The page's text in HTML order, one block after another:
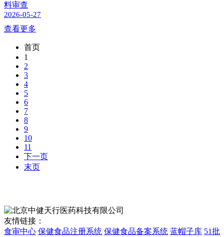
料审查
2026-05-27
查看更多
首页
1
2
3
4
5
6
7
8
9
10
11
下一页
末页
友情链接：
食审中心 保健食品注册系统 保健食品备案系统 蓝帽子库 51批